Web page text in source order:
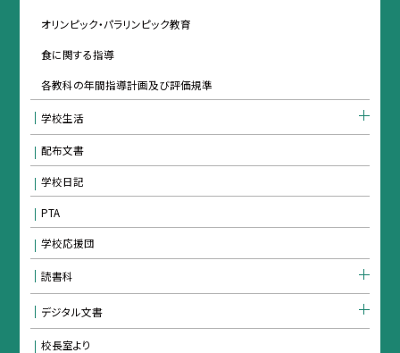
オリンピック・パラリンピック教育
食に関する指導
各教科の年間指導計画及び評価規準
学校生活
配布文書
学校日記
PTA
学校応援団
読書科
デジタル文書
校長室より